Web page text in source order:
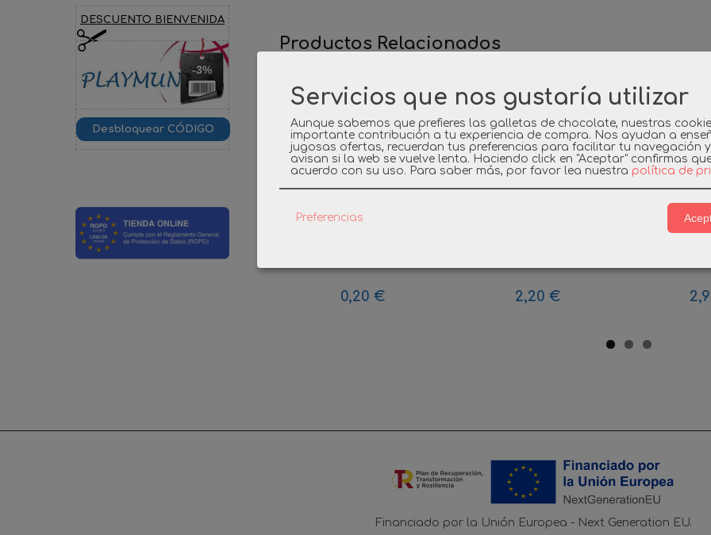
DESCUENTO BIENVENIDA
-3%
Productos Relacionados
0,20 € 2,20 €
Financiado por la Unión Europea - Next Generation EU.
Servicios que nos gustaría utilizar
Aunque sabemos que prefieres las galletas de chocolate, nuestras
importante contribución a tu experiencia de compra. Nos ayudan a
jugosas ofertas, recuerdan tus preferencias para facilitar tu navegación
avisan si la web se vuelve lenta. Haciendo click en "Aceptar" confirmas
acuerdo con su uso. Para saber más, por favor lea nuestra política de
Preferencias